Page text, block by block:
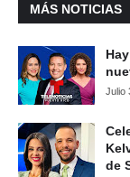
MÁS NOTICIAS
Julio
de